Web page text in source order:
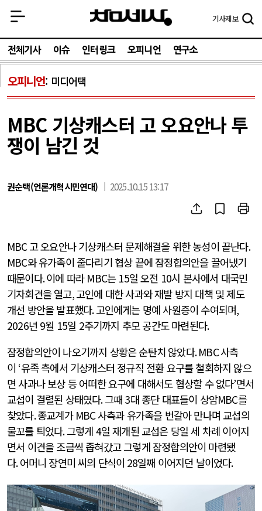
기사제보
전체기사 이슈 인터링크 오피니언 연구소
오피니언 미디어택
MBC 기상캐스터 고 오요안나 투
쟁이 남긴 것
권순택(언론개혁시민연대) 2025.10.15 13:17
MBC고 오요안나 기상캐스터 문제해결을 위한 농성이 끝난다.
MBC와 유가족이 줄다리기 협상 끝에 잠정합의안을 끌어냈기
때문이다.이에 따라 MBC는 15일 오전 10시 본사에서 대국민
기자회견을 열고,고인에 대한 사과와 재발 방지 대책 및 제도
개선 방안을 발표했다.고인에게는 명예 사원증이 수여되며,
2026년 9월 15일 2주기까지 추모 공간도 마련된다.
잠정합의안이 나오기까지 상황은 순탄치 않았다. MBC사측
이 ‘유족 측에서 기상캐스터 정규직 전환 요구를 철회하지 않으
면 사과나 보상 등 어떠한 요구에 대해서도 협상할 수 없다’면서
교섭이 결렬된 상태였다.그때 3대 종단 대표들이 상암MBC를
찾았다.종교계가 MBC사측과 유가족을 번갈아 만나며 교섭의
물꼬를 틔었다.그렇게 4일 재개된 교섭은 당일 세 차례 이어지
면서 이견을 조금씩 좁혀갔고 그렇게 잠정합의안이 마련됐
다.어머니 장연미 씨의 단식이 28일째 이어지던 날이었다.